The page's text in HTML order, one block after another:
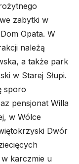
zabytki w
Opata. W
należą
a także park
w Starej Słupi.
sporo
pensjonat Willa
w Wólce
Dwór
w karczmie u